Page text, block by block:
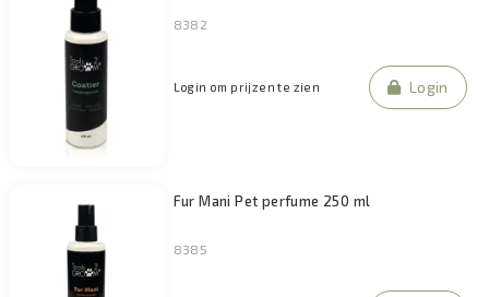
8382
Login om prijzen te zien Login
Fur Mani Pet perfume 250 ml
8385